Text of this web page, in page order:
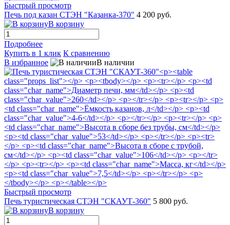
Быстрый просмотр
Печь под казан СТЭН "Казанка-370" 4 200 руб.
В корзину
Подробнее
Купить в 1 клик К сравнению
В избранное
В наличии
Быстрый просмотр
Печь туристическая СТЭН "СКАУТ-360" 5 800 руб.
В корзину